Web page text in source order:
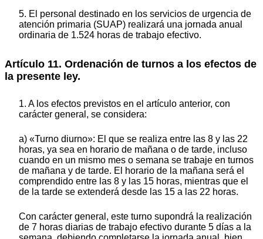
5. El personal destinado en los servicios de urgencia de
atención primaria (SUAP) realizará una jornada anual
ordinaria de 1.524 horas de trabajo efectivo.
Artículo 11. Ordenación de turnos a los efectos de
la presente ley.
1. A los efectos previstos en el artículo anterior, con
carácter general, se considera:
a) «Turno diurno»: El que se realiza entre las 8 y las 22
horas, ya sea en horario de mañana o de tarde, incluso
cuando en un mismo mes o semana se trabaje en turnos
de mañana y de tarde. El horario de la mañana será el
comprendido entre las 8 y las 15 horas, mientras que el
de la tarde se extenderá desde las 15 a las 22 horas.
Con carácter general, este turno supondrá la realización
de 7 horas diarias de trabajo efectivo durante 5 días a la